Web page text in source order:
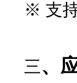
※ 支
三、